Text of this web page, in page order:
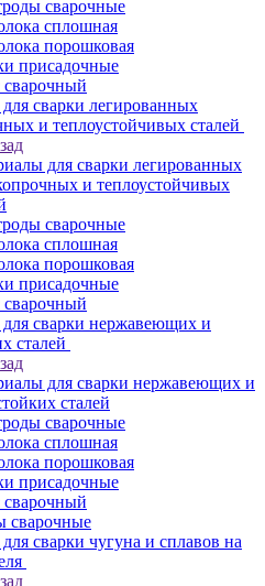
сварочные
сплошная
порошковая
присадочные
сварки легированных
и теплоустойчивых сталей
для сварки легированных
и теплоустойчивых
сварочные
сплошная
порошковая
присадочные
сварки нержавеющих и
сталей
для сварки нержавеющих и
сталей
сварочные
сплошная
порошковая
присадочные
сварочные
сварки чугуна и сплавов на